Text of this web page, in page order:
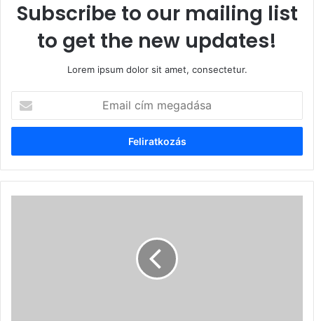
Subscribe to our mailing list
to get the new updates!
Lorem ipsum dolor sit amet, consectetur.
cím
megadása